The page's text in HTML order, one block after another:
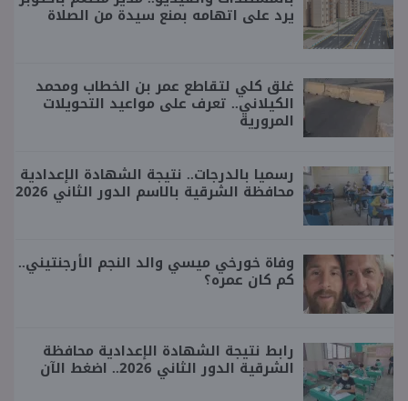
يرد على اتهامه بمنع سيدة من الصلاة
غلق كلي لتقاطع عمر بن الخطاب ومحمد
الكيلاني.. تعرف على مواعيد التحويلات
المرورية
رسميا بالدرجات.. نتيجة الشهادة الإعدادية
محافظة الشرقية بالاسم الدور الثاني 2026
وفاة خورخي ميسي والد النجم الأرجنتيني..
كم كان عمره؟
رابط نتيجة الشهادة الإعدادية محافظة
الشرقية الدور الثاني 2026.. اضغط الآن